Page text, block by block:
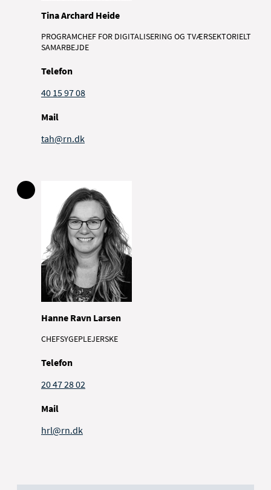
Tina Archard Heide
PROGRAMCHEF FOR DIGITALISERING OG TVÆRSEKTORIELT
SAMARBEJDE
Telefon
40 15 97 08
Mail
tah@rn.dk
Hanne Ravn Larsen
CHEFSYGEPLEJERSKE
Telefon
20 47 28 02
Mail
hrl@rn.dk